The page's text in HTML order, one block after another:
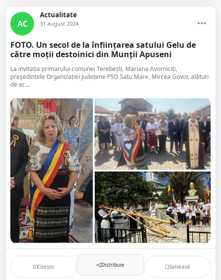
AC
Actualitate
31 august 2024
FOTO. Un secol de la înființarea satului Gelu de
către moții destoinici din Munții Apuseni
La invitația primarului comunei Terebești, Mariana Avorniciți,
președintele Organizației Județene PSD Satu Mare, Mircea Govor, alături
de ec...
Citește Distribuie Salvează